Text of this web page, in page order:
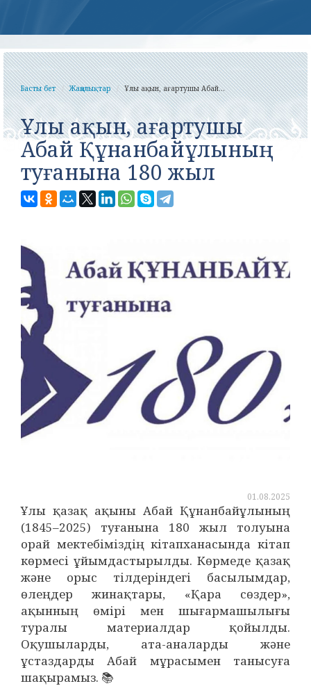
Басты бет Жаңалықтар Ұлы ақын, ағартушы Абай...
Ұлы ақын, ағартушы
Абай Құнанбайұлының
туғанына 180 жыл
01.08.2025
Ұлы қазақ ақыны Абай Құнанбайұлының
(1845–2025) туғанына 180 жыл толуына
орай мектебіміздің кітапханасында кітап
көрмесі ұйымдастырылды. Көрмеде қазақ
және орыс тілдеріндегі басылымдар,
өлеңдер жинақтары, «Қара сөздер»,
ақынның өмірі мен шығармашылығы
туралы материалдар қойылды.
Оқушыларды, ата-аналарды және
ұстаздарды Абай мұрасымен танысуға
шақырамыз. 📚